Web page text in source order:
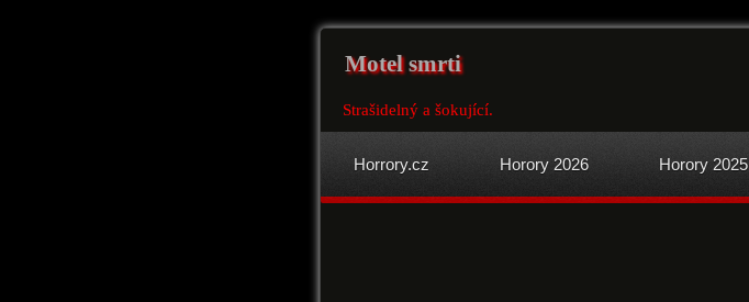
Motel smrti
Strašidelný a šokující.
Horrory.cz Horory 2026 Horory 2025